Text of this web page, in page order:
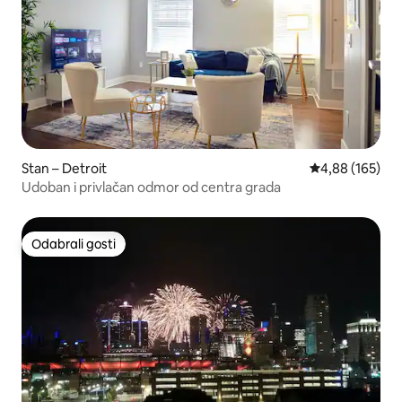
Stan – Detroit Prosječna
4,88 (165)
Udoban i privlačan odmor od centra grada
Odabrali gosti
Odabrali gosti